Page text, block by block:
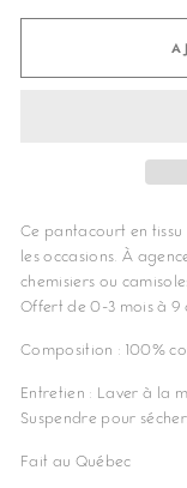
Ce pantacourt en
les occasions. À
chemisiers ou
Offert de 0-3 mois à 9
Composition : 100%
Entretien : Laver à la
Suspendre pour sécher.
Fait au Québec